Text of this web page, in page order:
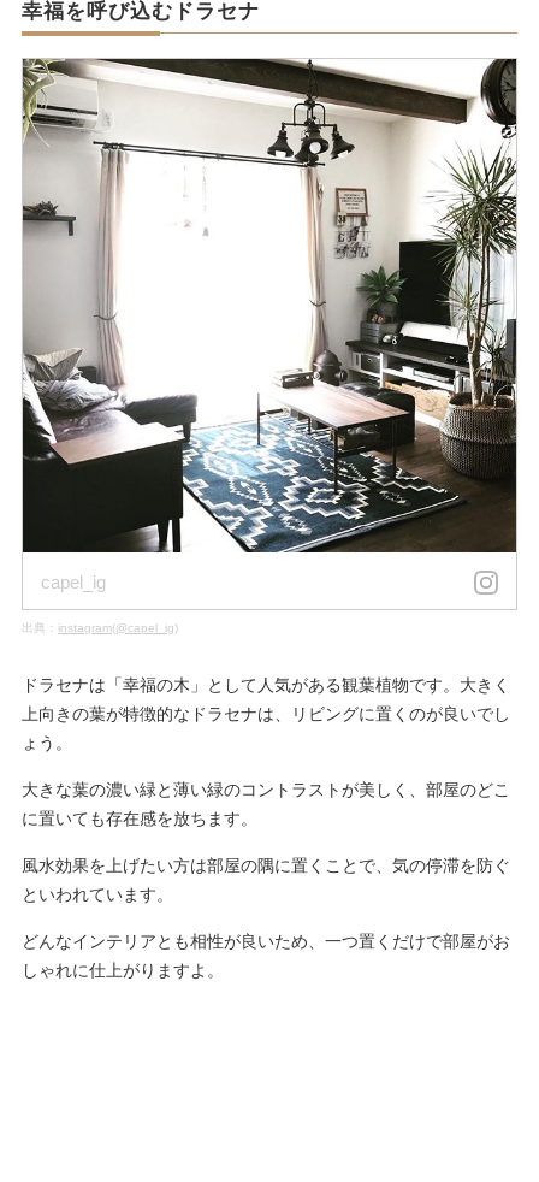
幸福を呼び込むドラセナ
capel_ig
出典： instagram(@capel_ig)
ドラセナは「幸福の木」として人気がある観葉植物です。大きく
上向きの葉が特徴的なドラセナは、リビングに置くのが良いでし
ょう。
大きな葉の濃い緑と薄い緑のコントラストが美しく、部屋のどこ
に置いても存在感を放ちます。
風水効果を上げたい方は部屋の隅に置くことで、気の停滞を防ぐ
といわれています。
どんなインテリアとも相性が良いため、一つ置くだけで部屋がお
しゃれに仕上がりますよ。